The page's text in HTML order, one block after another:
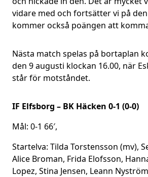
vidare med och fortsätter vi på
kommer också poängen att
Nästa match spelas på bortaplan
den 9 augusti klockan 16.00, när
står för motståndet.
IF Elfsborg – BK Häcken 0-1 (0-0)
Mål: 0-1 66′,
Startelva: Tilda Torstensson (mv),
Alice Broman, Frida Elofsson,
Lopez, Stina Jensen, Leann